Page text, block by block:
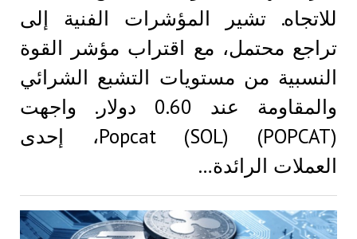
للاتجاه. تشير المؤشرات الفنية إلى
تراجع محتمل، مع اقتراب مؤشر القوة
النسبية من مستويات التشبع الشرائي
والمقاومة عند 0.60 دولار. واجهت
Popcat (SOL) (POPCAT)، إحدى
العملات الرائدة…